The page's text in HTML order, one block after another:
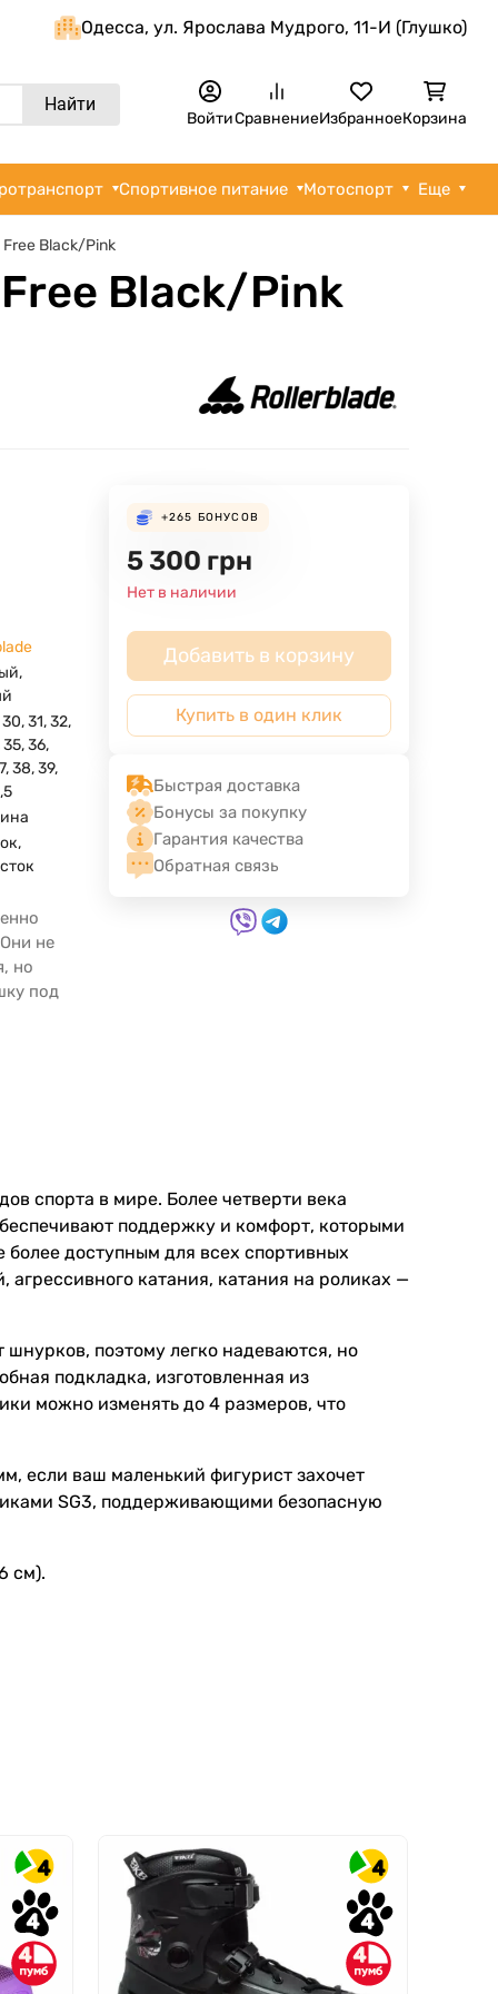
Одеcса, ул. Ярослава Мудрого, 11-И (Глушко)
Найти
ВойтиСравнениеИзбранноеКорзина
Спортивное питание Мотоспорт Еще
Black/Pink
Black/Pink
,
31, 32,
36,
38, 39,
не
но
под
+265 БОНУСОВ
5 300 грн
Нет в наличии
Добавить в корзину
Купить в один клик
Быстрая доставка
Бонусы за покупку
Гарантия качества
Обратная связь
спорта в мире. Более четверти века
поддержку и комфорт, которыми
доступным для всех спортивных
катания, катания на роликах —
поэтому легко надеваются, но
подкладка, изготовленная из
можно изменять до 4 размеров, что
если ваш маленький фигурист захочет
SG3, поддерживающими безопасную
см).
4
4
4
4
4
4